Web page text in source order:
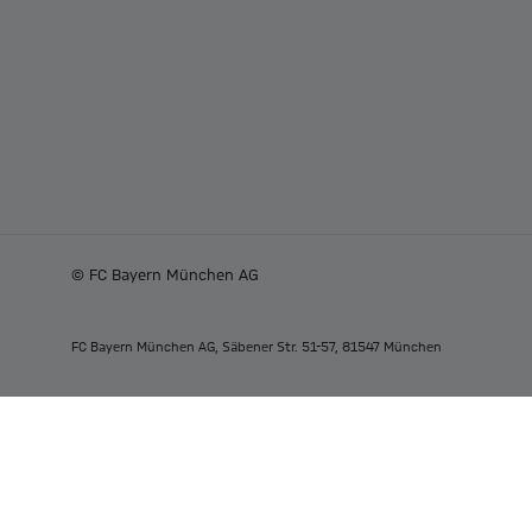
© FC Bayern München AG
FC Bayern München AG, Säbener Str. 51-57, 81547 München